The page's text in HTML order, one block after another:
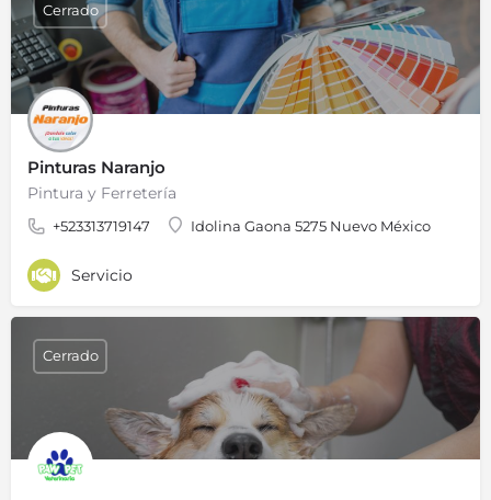
Pinturas Naranjo
Pintura y Ferretería
+523313719147 Idolina Gaona 5275 Nuevo México
Cerrado
Servicio
Cerrado